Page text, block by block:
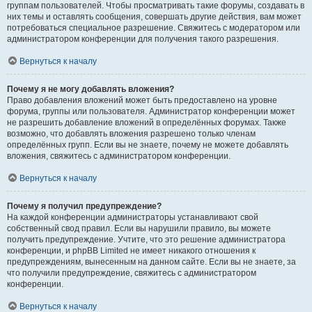
группам пользователей. Чтобы просматривать такие форумы, создавать в
них темы и оставлять сообщения, совершать другие действия, вам может
потребоваться специальное разрешение. Свяжитесь с модератором или
администратором конференции для получения такого разрешения.
Вернуться к началу
Почему я не могу добавлять вложения?
Право добавления вложений может быть предоставлено на уровне
форума, группы или пользователя. Администратор конференции может
не разрешить добавление вложений в определённых форумах. Также
возможно, что добавлять вложения разрешено только членам
определённых групп. Если вы не знаете, почему не можете добавлять
вложения, свяжитесь с администратором конференции.
Вернуться к началу
Почему я получил предупреждение?
На каждой конференции администраторы устанавливают свой
собственный свод правил. Если вы нарушили правило, вы можете
получить предупреждение. Учтите, что это решение администратора
конференции, и phpBB Limited не имеет никакого отношения к
предупреждениям, вынесенным на данном сайте. Если вы не знаете, за
что получили предупреждение, свяжитесь с администратором
конференции.
Вернуться к началу